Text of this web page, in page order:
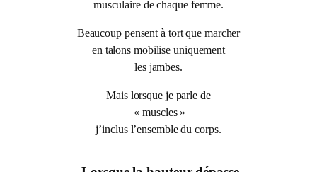
musculaire de chaque femme.
Beaucoup pensent à tort que marcher
en talons mobilise uniquement
les jambes.
Mais lorsque je parle de
« muscles »
j’inclus l’ensemble du corps.